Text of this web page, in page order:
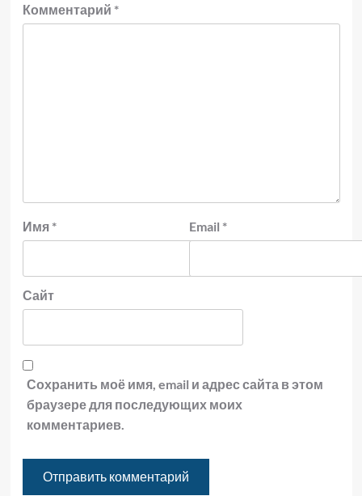
Комментарий *
Имя * Email *
Сайт
Сохранить моё имя, email и адрес сайта в этом
браузере для последующих моих
комментариев.